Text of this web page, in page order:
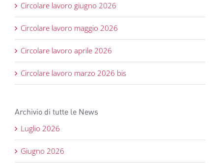
Circolare lavoro giugno 2026
Circolare lavoro maggio 2026
Circolare lavoro aprile 2026
Circolare lavoro marzo 2026 bis
Archivio di tutte le News
Luglio 2026
Giugno 2026